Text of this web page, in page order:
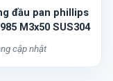
đầu pan phillips
M3x50 SUS304
cập nhật